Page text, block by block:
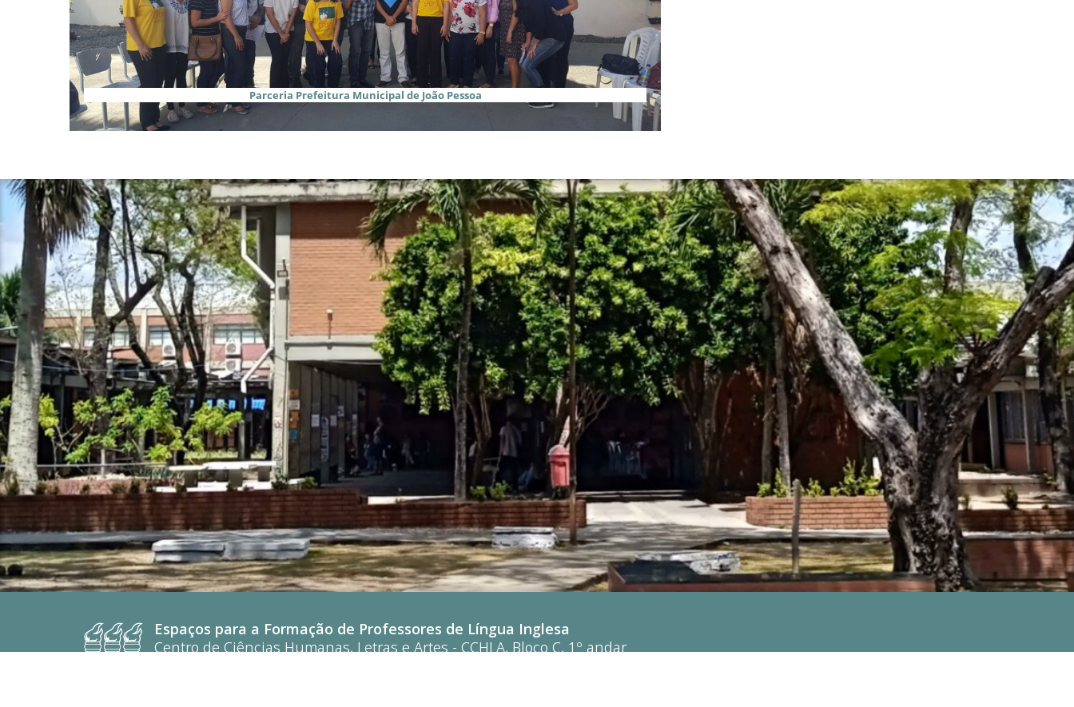
Parceria Prefeitura Municipal de João Pessoa
Espaços para a Formação de Professores de Língua Inglesa
Centro de Ciências Humanas, Letras e Artes - CCHLA, Bloco C, 1º andar